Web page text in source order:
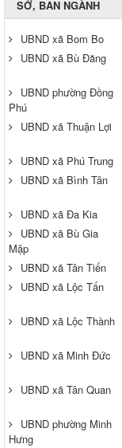
SỞ, BAN NGÀNH
UBND xã Bom Bo
UBND xã Bù Đăng
UBND phường Đồng
Phú
UBND xã Thuận Lợi
UBND xã Phú Trung
UBND xã Bình Tân
UBND xã Đa Kia
UBND xã Bù Gia
Mập
UBND xã Tân Tiến
UBND xã Lộc Tấn
UBND xã Lộc Thành
UBND xã Minh Đức
UBND xã Tân Quan
UBND phường Minh
Hưng